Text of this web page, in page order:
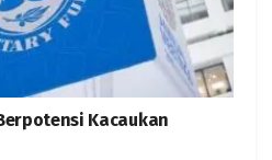
Kacaukan